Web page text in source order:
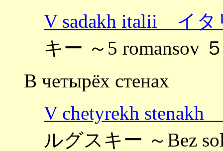
V sadakh italii イタ
キー ～5 romansov
В четырёх стенах
V chetyrekh
ルグスキー ～Bez